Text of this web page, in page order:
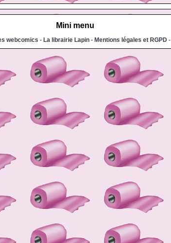
Mini menu
webcomics - La librairie Lapin- Mentions légales et RGPD-